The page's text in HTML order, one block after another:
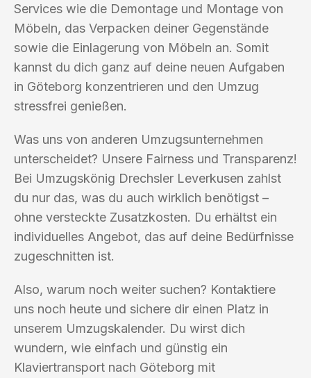
Services wie die Demontage und Montage von
Möbeln, das Verpacken deiner Gegenstände
sowie die Einlagerung von Möbeln an. Somit
kannst du dich ganz auf deine neuen Aufgaben
in Göteborg konzentrieren und den Umzug
stressfrei genießen.
Was uns von anderen Umzugsunternehmen
unterscheidet? Unsere Fairness und Transparenz!
Bei Umzugskönig Drechsler Leverkusen zahlst
du nur das, was du auch wirklich benötigst –
ohne versteckte Zusatzkosten. Du erhältst ein
individuelles Angebot, das auf deine Bedürfnisse
zugeschnitten ist.
Also, warum noch weiter suchen? Kontaktiere
uns noch heute und sichere dir einen Platz in
unserem Umzugskalender. Du wirst dich
wundern, wie einfach und günstig ein
Klaviertransport nach Göteborg mit